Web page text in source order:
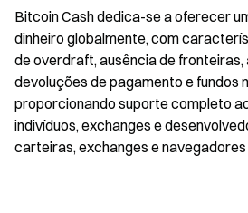
Bitcoin Cash dedica-se a oferecer
dinheiro globalmente, com
de overdraft, ausência de fronteiras,
devoluções de pagamento e fundos
proporcionando suporte completo
indivíduos, exchanges e
carteiras, exchanges e